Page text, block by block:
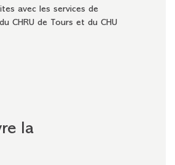
avec les services de
CHRU de Tours et du CHU
la